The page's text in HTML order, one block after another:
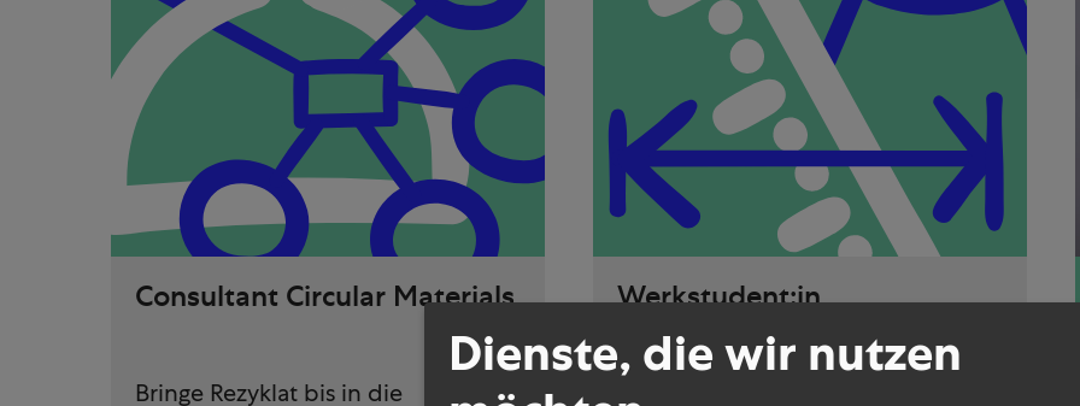
Consultant Circular Materials
Bringe Rezyklat bis in die
Werkstudent:in
Kunststofftechnik
Dienste, die wir nutzen